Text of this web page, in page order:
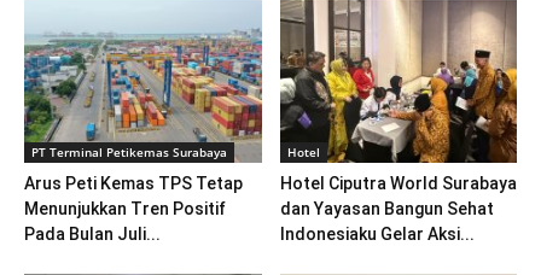
PT Terminal Petikemas Surabaya
Arus Peti Kemas TPS Tetap
Menunjukkan Tren Positif
Pada Bulan Juli...
Hotel
Hotel Ciputra World Surabaya
dan Yayasan Bangun Sehat
Indonesiaku Gelar Aksi...